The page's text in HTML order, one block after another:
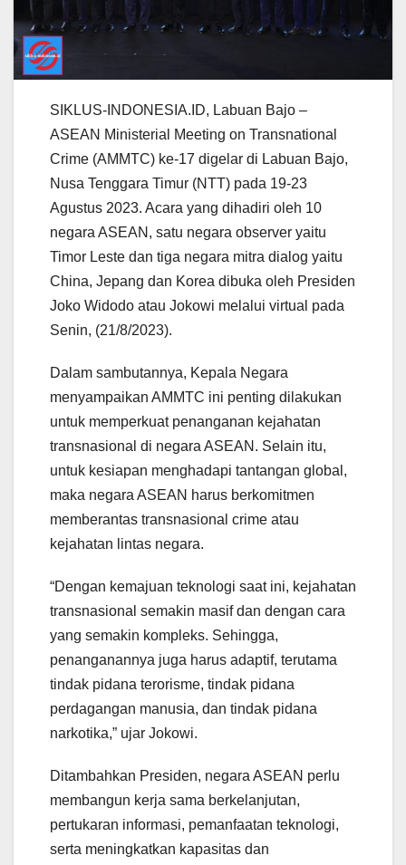
SIKLUS-INDONESIA.ID, Labuan Bajo –
ASEAN Ministerial Meeting on Transnational
Crime (AMMTC) ke-17 digelar di Labuan Bajo,
Nusa Tenggara Timur (NTT) pada 19-23
Agustus 2023. Acara yang dihadiri oleh 10
negara ASEAN, satu negara observer yaitu
Timor Leste dan tiga negara mitra dialog yaitu
China, Jepang dan Korea dibuka oleh Presiden
Joko Widodo atau Jokowi melalui virtual pada
Senin, (21/8/2023).
Dalam sambutannya, Kepala Negara
menyampaikan AMMTC ini penting dilakukan
untuk memperkuat penanganan kejahatan
transnasional di negara ASEAN. Selain itu,
untuk kesiapan menghadapi tantangan global,
maka negara ASEAN harus berkomitmen
memberantas transnasional crime atau
kejahatan lintas negara.
“Dengan kemajuan teknologi saat ini, kejahatan
transnasional semakin masif dan dengan cara
yang semakin kompleks. Sehingga,
penanganannya juga harus adaptif, terutama
tindak pidana terorisme, tindak pidana
perdagangan manusia, dan tindak pidana
narkotika,” ujar Jokowi.
Ditambahkan Presiden, negara ASEAN perlu
membangun kerja sama berkelanjutan,
pertukaran informasi, pemanfaatan teknologi,
serta meningkatkan kapasitas dan